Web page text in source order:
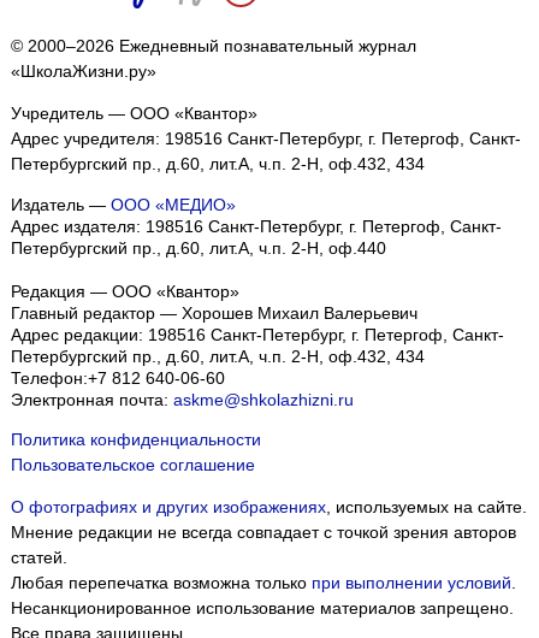
© 2000–2026 Ежедневный познавательный журнал
«ШколаЖизни.ру»
Учредитель — ООО «Квантор»
Адрес учредителя: 198516 Санкт-Петербург, г. Петергоф, Санкт-
Петербургский пр., д.60, лит.А, ч.п. 2-Н, оф.432, 434
Издатель — ООО «МЕДИО»
Адрес издателя: 198516 Санкт-Петербург, г. Петергоф, Санкт-
Петербургский пр., д.60, лит.А, ч.п. 2-Н, оф.440
Редакция — ООО «Квантор»
Главный редактор — Хорошев Михаил Валерьевич
Адрес редакции: 198516 Санкт-Петербург, г. Петергоф Санкт-
Петербургский пр., д.60, лит.А, ч.п. 2-Н, оф.432, 434
Телефон:+7 812 640-06-60
Электронная почта: askme@shkolazhizni.ru
Политика конфиденциальности
Пользовательское соглашение
О фотографиях и других изображениях, используемых на сайте.
Мнение редакции не всегда совпадает с точкой зрения авторов
статей.
Любая перепечатка возможна только при выполнении условий
Несанкционированное использование материалов запрещено.
Все права защищены.